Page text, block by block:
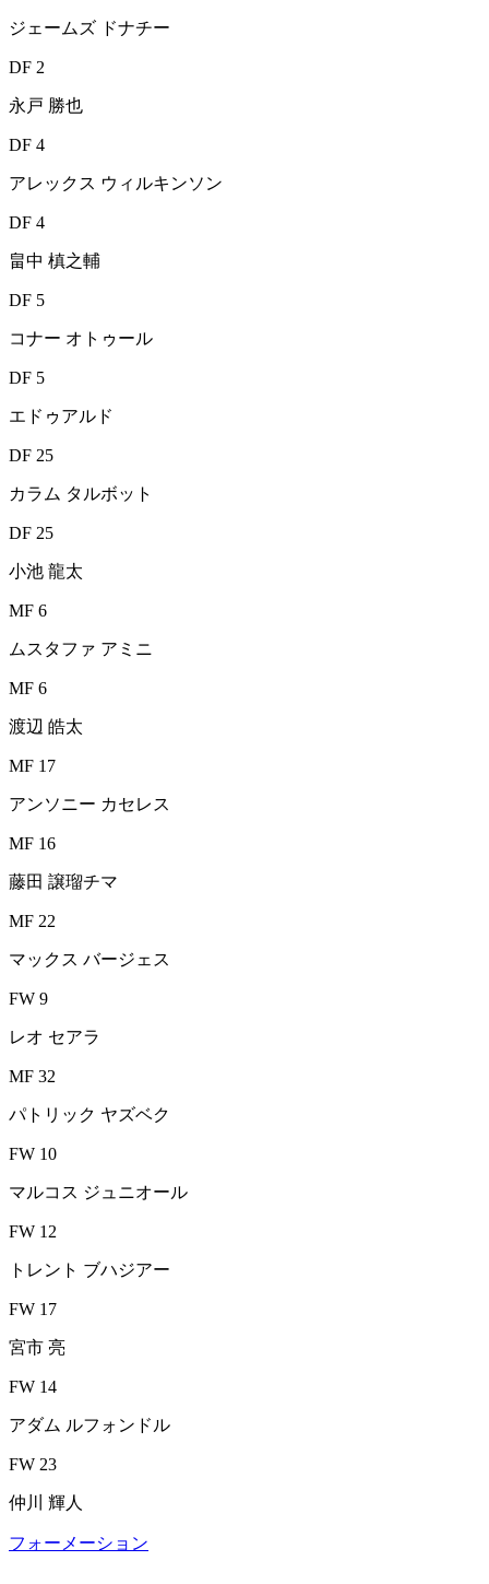
ジェームズ ドナチー
DF 2
永戸 勝也
DF 4
アレックス ウィルキンソン
DF 4
畠中 槙之輔
DF 5
コナー オトゥール
DF 5
エドゥアルド
DF 25
カラム タルボット
DF 25
小池 龍太
MF 6
ムスタファ アミニ
MF 6
渡辺 皓太
MF 17
アンソニー カセレス
MF 16
藤田 譲瑠チマ
MF 22
マックス バージェス
FW 9
レオ セアラ
MF 32
パトリック ヤズベク
FW 10
マルコス ジュニオール
FW 12
トレント ブハジアー
FW 17
宮市 亮
FW 14
アダム ルフォンドル
FW 23
仲川 輝人
フォーメーション